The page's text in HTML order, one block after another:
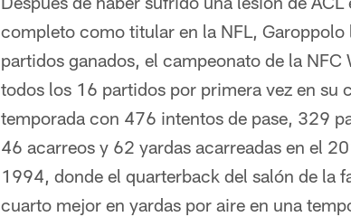
completo como titular en la NFL,
partidos ganados, el campeonato de la
todos los 16 partidos por primera vez en su
temporada con 476 intentos de pase, 329
46 acarreos y 62 yardas acarreadas en el
1994, donde el quarterback del salón de la
cuarto mejor en yardas por aire en una